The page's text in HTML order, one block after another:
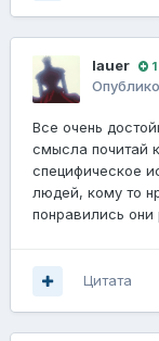
lauer 1
Все очень
смысла почитай
специфическое
людей, кому то
понравились
Цитата